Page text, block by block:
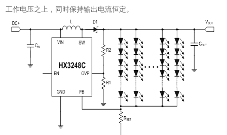
工作电压之上，同时保持输出电流恒定。